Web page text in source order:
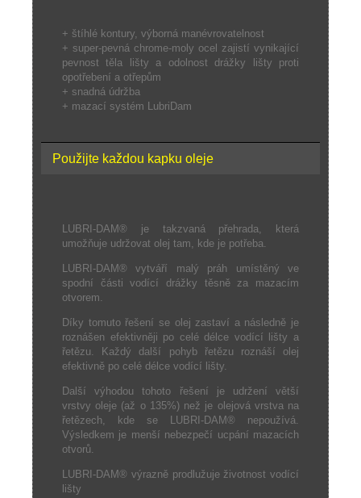
+ štíhlé kontury, výborná manévrovatelnost
+ super-pevná chrome-moly ocel zajistí vynikající
pevnost těla lišty a odolnost drážky lišty proti
opotřebení a otřepům
+ snadná údržba
+ mazací systém LubriDam
Použijte každou kapku oleje
LUBRI-DAM® je takzvaná přehrada, která
umožňuje udržovat olej tam, kde je potřeba.
LUBRI-DAM® vytváří malý práh umístěný ve
spodní části vodící drážky těsně za mazacím
otvorem.
Díky tomuto řešení se olej zastaví a následně je
roznášen efektivněji po celé délce vodící lišty a
řetězu. Každý další pohyb řetězu roznáší olej
efektivně po celé délce vodící lišty.
Další výhodou tohoto řešení je udržení větší
vrstvy oleje (až o 135%) než je olejová vrstva na
řetězech, kde se LUBRI-DAM® nepoužívá.
Výsledkem je menší nebezpečí ucpání mazacích
otvorů.
LUBRI-DAM® výrazně prodlužuje životnost vodící
lišty